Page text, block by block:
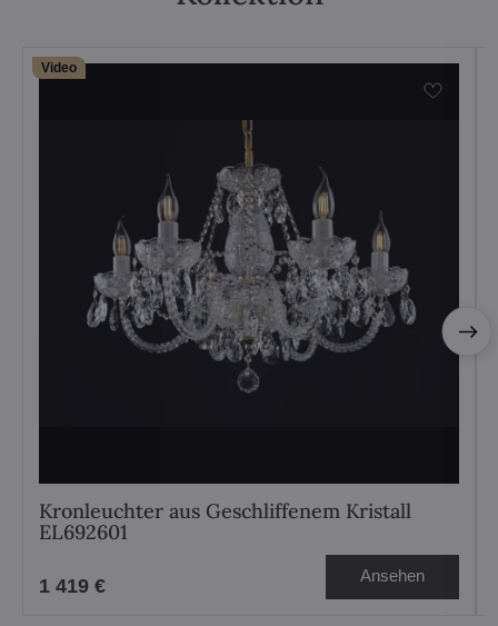
Video
Kronleuchter aus Geschliffenem Kristall
EL692601
1 419 € Ansehen